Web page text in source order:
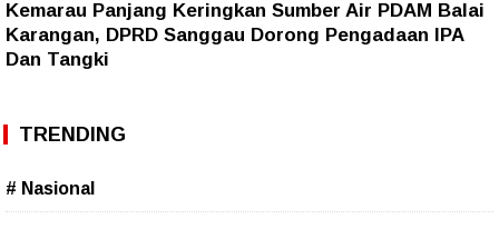
Kemarau Panjang Keringkan Sumber Air PDAM Balai
Karangan, DPRD Sanggau Dorong Pengadaan IPA
Dan Tangki
TRENDING
# Nasional